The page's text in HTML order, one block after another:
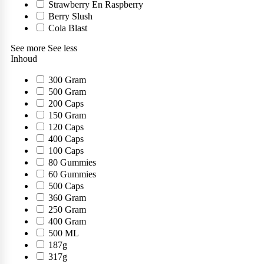
Collageen POPULAIR
Greens
Curcuma
Krill Oil
Tudca
Vochtafdrijver
Matcha POPULAIR
Fast Forward Nutrition
Grenade
M&M
Mars
Strawberry En Raspberry
Berry Slush
Cola Blast
See more See less
Inhoud
300 Gram
500 Gram
200 Caps
150 Gram
120 Caps
400 Caps
100 Caps
80 Gummies
60 Gummies
500 Caps
360 Gram
250 Gram
400 Gram
500 ML
187g
317g